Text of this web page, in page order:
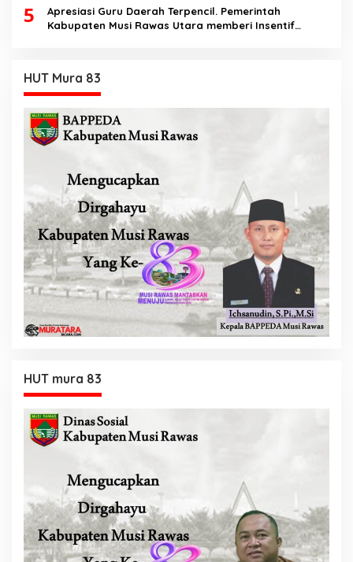
5
Apresiasi Guru Daerah Terpencil. Pemerintah
Kabupaten Musi Rawas Utara memberi Insentif
HUT Mura 83
HUT mura 83